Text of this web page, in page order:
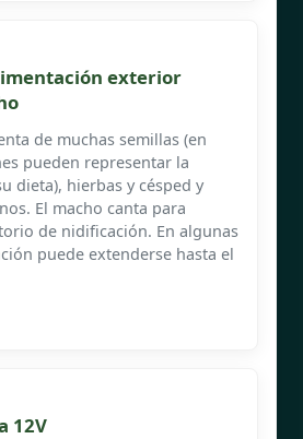
exterior
de muchas semillas (en
pueden representar la
dieta), hierbas y césped y
El macho canta para
de nidificación. En algunas
puede extenderse hasta el
12V